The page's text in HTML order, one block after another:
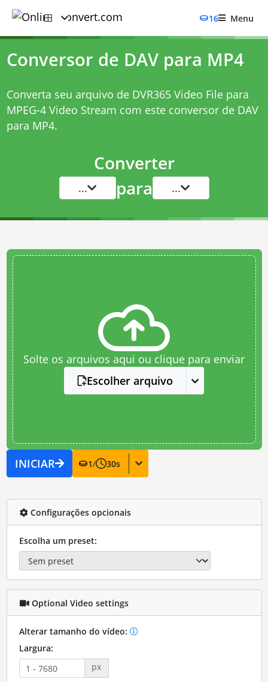
16 Menu
Conversor de DAV para MP4
Converta seu arquivo de DVR365 Video File para
MPEG-4 Video Stream com este conversor de DAV
para MP4.
Converter
... para ...
Solte os arquivos aqui ou clique para enviar
Escolher arquivo
INICIAR 1/ 30s
Configurações opcionais
Escolha um preset:
Optional Video settings
Alterar tamanho do vídeo:
Largura:
px